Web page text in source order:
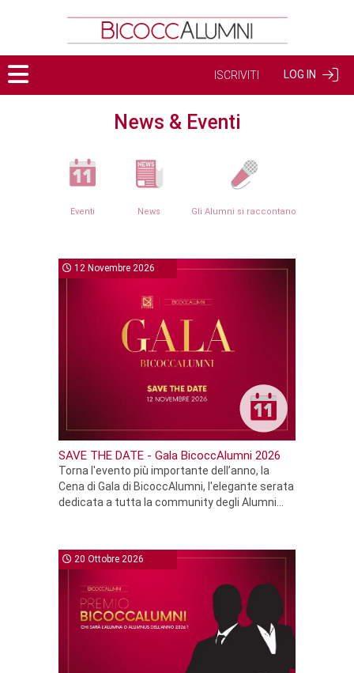
LOG IN
ISCRIVITI
News & Eventi
Eventi News Gli Alumni si raccontano
12 Novembre 2026
SAVE THE DATE - Gala BicoccAlumni 2026
Torna l'evento più importante dell’anno, la
Cena di Gala di BicoccAlumni, l'elegante serata
dedicata a tutta la community degli Alumni...
20 Ottobre 2026